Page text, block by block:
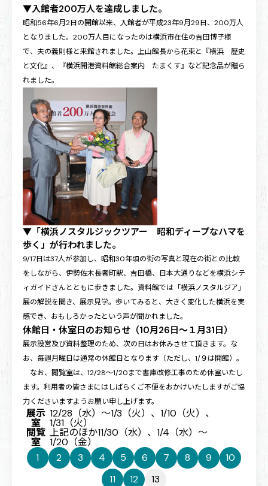
▼入館者200万人を達成しました。
昭和56年6月2日の開館以来、入館者が平成23年9月29日、200万人
となりました。200万人目になったのは横浜市在住の吉田博子様
で、夫の義則様と来館されました。上山館長から花束と『横浜 歴史
と文化』、『横浜開港資料館総合案内 たまくす』など記念品が贈ら
れました。
▼「横浜ノスタルジックツアー 昭和ディープなハマを
歩く」が行われました。
9/17日は37人が参加し、昭和30年頃の街の写真と現在の街との比較
をしながら、伊勢佐木長者町駅、吉田橋、日本大通りなどを横浜シテ
ィガイドさんとともに歩きました。資料館では「横浜ノスタルジア」
展の解説を聞き、展示見学。歩いてみると、大きく変化した横浜を実
感でき、おもしろかったという声が聞かれました。
休館日・休室日のお知らせ（10月26日〜１月31日）
展示設営及び資料整理のため、次の日はお休みさせて頂きます。な
お、毎週月曜日は通常の休館日となります（ただし、1/９は開館）。
なお、閲覧室は、12/28〜1/20まで書庫改修工事のため休室いたし
ます。利用者の皆さまにはしばらくご不便をおかけいたしますがご協
力くださいますようお願い申し上げます。
展示
室
12/28（水）〜1/3（火）、1/10（火）、
1/31（火）
閲覧
室
上記のほか11/30（水）、1/4（水）〜
1/20（金）
1
2 3 4 5 6 7 8 9
10
11
12 13